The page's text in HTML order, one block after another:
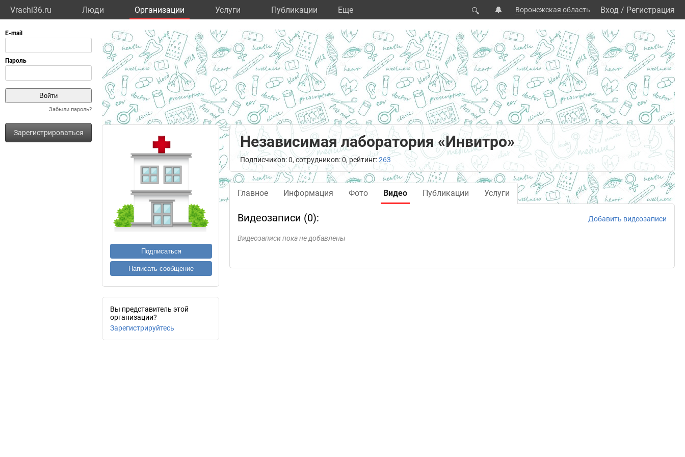
Vrachi36.ru Люди Организации Услуги Публикации Eще 🔍 🔔 Воронежская область Вход / Регистрация
Забыли пароль?
Зарегистрироваться
Подписаться
Написать сообщение
Вы представитель этой
организации?
Зарегистрируйтесь
Независимая лаборатория «Инвитро»
Подписчиков: 0, сотрудников: 0, рейтинг:263
Главное Информация Фото Видео Публикации Услуги
Видеозаписи (0): Добавить видеозаписи
Видеозаписи пока не добавлены